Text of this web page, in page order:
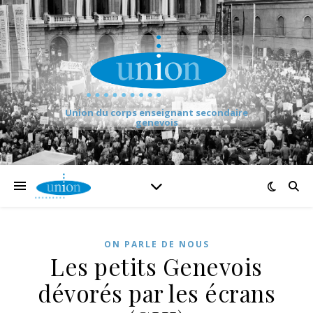
Union du corps enseignant secondaire
genevois
ON PARLE DE NOUS
Les petits Genevois
dévorés par les écrans